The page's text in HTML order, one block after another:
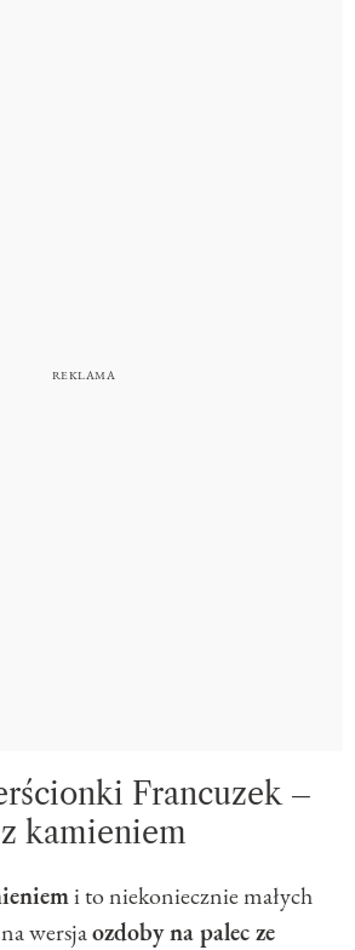
Francuzek –
kamieniem
i to niekoniecznie małych
wersjaozdoby na palec ze